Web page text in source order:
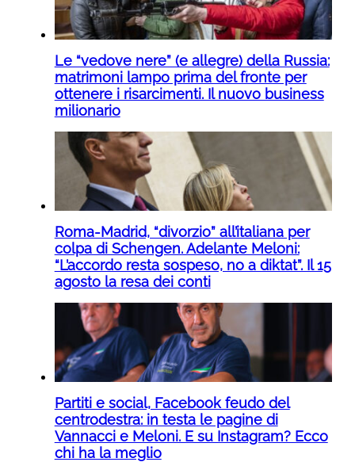
Le “vedove nere” (e allegre) della Russia:
matrimoni lampo prima del fronte per
ottenere i risarcimenti. Il nuovo business
milionario
Roma-Madrid, “divorzio” all’italiana per
colpa di Schengen. Adelante Meloni:
“L’accordo resta sospeso, no a diktat”. Il 15
agosto la resa dei conti
Partiti e social, Facebook feudo del
centrodestra: in testa le pagine di
Vannacci e Meloni. E su Instagram? Ecco
chi ha la meglio